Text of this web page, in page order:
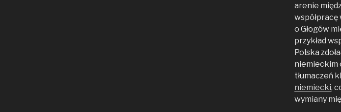
arenie
o Głogów
przykład
Polska
niemieckim
tłumaczeń
niemiecki,
wymiany